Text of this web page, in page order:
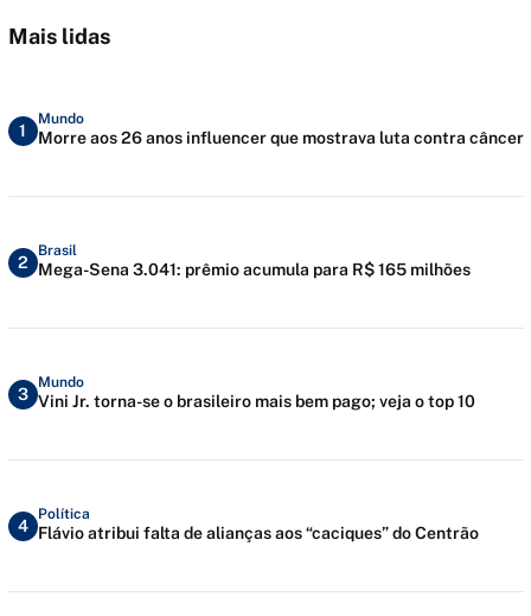
Mais lidas
1
Mundo
Morre aos 26 anos influencer que mostrava luta contra câncer
2
Brasil
Mega-Sena 3.041: prêmio acumula para R$ 165 milhões
3
Mundo
Vini Jr. torna-se o brasileiro mais bem pago; veja o top 10
4
Política
Flávio atribui falta de alianças aos “caciques” do Centrão